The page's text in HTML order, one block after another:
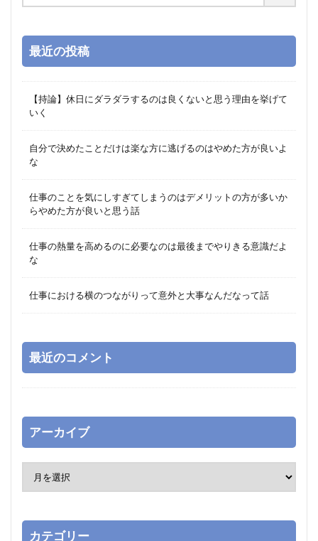
最近の投稿
【持論】休日にダラダラするのは良くないと思う理由を挙げて
いく
自分で決めたことだけは楽な方に逃げるのはやめた方が良いよ
な
仕事のことを気にしすぎてしまうのはデメリットの方が多いか
らやめた方が良いと思う話
仕事の熱量を高めるのに必要なのは最後までやりきる意識だよ
な
仕事における横のつながりって意外と大事なんだなって話
最近のコメント
アーカイブ
カテゴリー